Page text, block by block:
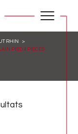
RHIN
PIED 4 PIECES